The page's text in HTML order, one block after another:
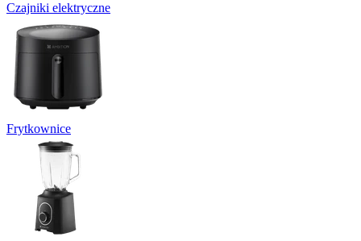
Czajniki elektryczne
Frytkownice